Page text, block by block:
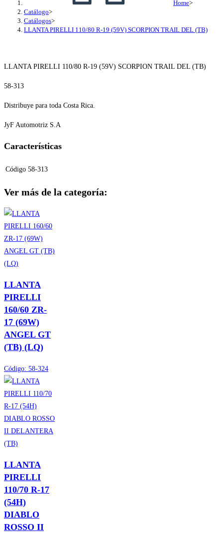
Home>
Catálogo>
Catálogos>
LLANTA PIRELLI 110/80 R-19 (59V) SCORPION TRAIL DEL (TB)
LLANTA PIRELLI 110/80 R-19 (59V) SCORPION TRAIL DEL (TB)
58-313
Distribuye para toda Costa Rica.
JyF Automotriz S.A
Características
Código 58-313
Ver más de la categoría:
LLANTA
PIRELLI
160/60 ZR-
17 (69W)
ANGEL GT
(TB) (LQ)
Código: 58-324
LLANTA
PIRELLI
110/70 R-17
(54H)
DIABLO
ROSSO II